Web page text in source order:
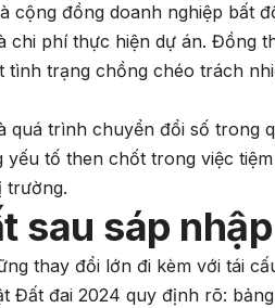
cộng đồng doanh nghiệp bất
chi phí thực hiện dự án. Đồng
tình trạng chồng chéo trách
quá trình chuyển đổi số trong
yếu tố then chốt trong việc
trường.
sau sáp
thay đổi lớn đi kèm với tái
Đất đai 2024 quy định rõ: